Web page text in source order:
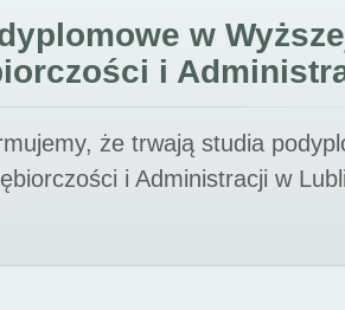
w
i
że trwają studia
i Administracji w